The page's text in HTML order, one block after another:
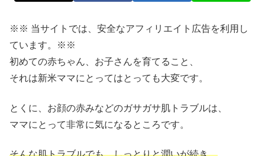
※※ 当サイトでは、安全なアフィリエイト広告を利用し
ています。※※
初めての赤ちゃん、お子さんを育てること、
それは新米ママにとってはとっても大変です。
とくに、お顔の赤みなどのガサガサ肌トラブルは、
ママにとって非常に気になるところです。